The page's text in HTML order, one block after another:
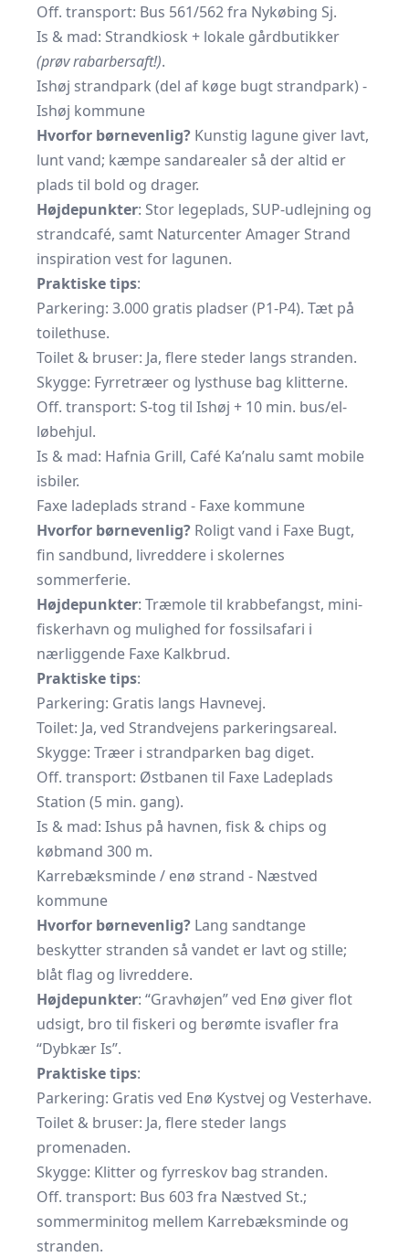
Off. transport: Bus 561/562 fra Nykøbing Sj.
Is & mad: Strandkiosk + lokale gårdbutikker
(prøv rabarbersaft!).
Ishøj strandpark (del af køge bugt strandpark) -
Ishøj kommune
Hvorfor børnevenlig? Kunstig lagune giver lavt,
lunt vand; kæmpe sandarealer så der altid er
plads til bold og drager.
Højdepunkter: Stor legeplads, SUP-udlejning og
strandcafé, samt Naturcenter Amager Strand
inspiration vest for lagunen.
Praktiske tips:
Parkering: 3.000 gratis pladser (P1-P4). Tæt på
toilethuse.
Toilet & bruser: Ja, flere steder langs stranden.
Skygge: Fyrretræer og lysthuse bag klitterne.
Off. transport: S-tog til Ishøj + 10 min. bus/el-
løbehjul.
Is & mad: Hafnia Grill, Café Ka’nalu samt mobile
isbiler.
Faxe ladeplads strand - Faxe kommune
Hvorfor børnevenlig? Roligt vand i Faxe Bugt,
fin sandbund, livreddere i skolernes
sommerferie.
Højdepunkter: Træmole til krabbefangst, mini-
fiskerhavn og mulighed for fossilsafari i
nærliggende Faxe Kalkbrud.
Praktiske tips:
Parkering: Gratis langs Havnevej.
Toilet: Ja, ved Strandvejens parkeringsareal.
Skygge: Træer i strandparken bag diget.
Off. transport: Østbanen til Faxe Ladeplads
Station (5 min. gang).
Is & mad: Ishus på havnen, fisk & chips og
købmand 300 m.
Karrebæksminde / enø strand - Næstved
kommune
Hvorfor børnevenlig? Lang sandtange
beskytter stranden så vandet er lavt og stille;
blåt flag og livreddere.
Højdepunkter: “Gravhøjen” ved Enø giver flot
udsigt, bro til fiskeri og berømte isvafler fra
“Dybkær Is”.
Praktiske tips:
Parkering: Gratis ved Enø Kystvej og Vesterhave.
Toilet & bruser: Ja, flere steder langs
promenaden.
Skygge: Klitter og fyrreskov bag stranden.
Off. transport: Bus 603 fra Næstved St.;
sommerminitog mellem Karrebæksminde og
stranden.